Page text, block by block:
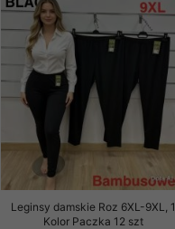
Leginsy damskie Roz 6XL-9XL, 1
Kolor Paczka 12 szt